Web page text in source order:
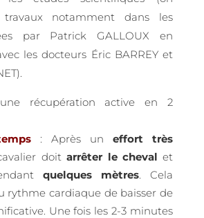
notamment dans les
par Patrick GALLOUX en
les docteurs Éric BARREY et
récupération active en 2
: Après uneffort
très
doitarrêter le cheval et
quelques mètres . Cela
rythme cardiaque de baisser de
Une fois les 2-3 minutes